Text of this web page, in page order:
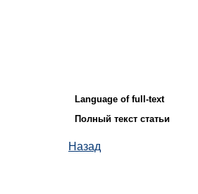
Language of full-text
Полный текст статьи
Назад